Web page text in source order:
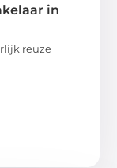
in
reuze